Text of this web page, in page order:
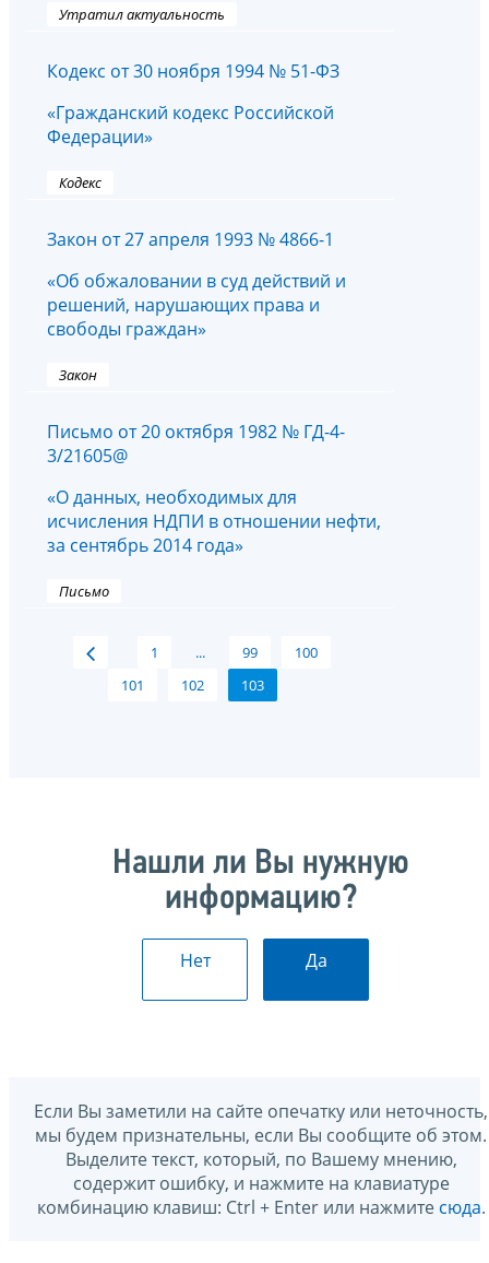
Утратил актуальность
Кодекс от 30 ноября 1994 № 51-ФЗ
«Гражданский кодекс Российской
Федерации»
Кодекс
Закон от 27 апреля 1993 № 4866-1
«Об обжаловании в суд действий и
решений, нарушающих права и
свободы граждан»
Закон
Письмо от 20 октября 1982 № ГД-4-
3/21605@
«О данных, необходимых для
исчисления НДПИ в отношении нефти,
за сентябрь 2014 года»
Письмо
1 ... 99
100
101
102 103
Нашли ли Вы нужную
информацию?
Нет Да
Если Вы заметили на сайте опечатку или неточность,
мы будем признательны, если Вы сообщите об этом.
Выделите текст, который, по Вашему мнению,
содержит ошибку, и нажмите на клавиатуре
комбинацию клавиш: Ctrl + Enter или нажмите сюда.